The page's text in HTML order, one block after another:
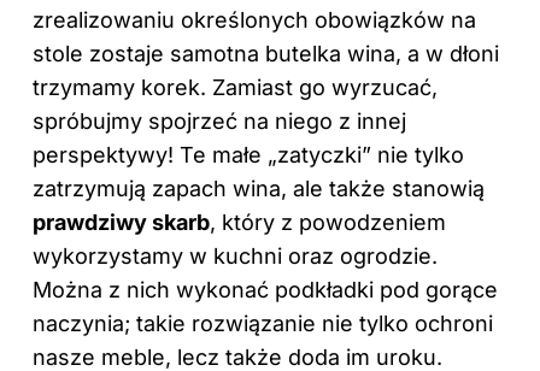
zrealizowaniu określonych obowiązków na
stole zostaje samotna butelka wina, a w dłoni
trzymamy korek. Zamiast go wyrzucać,
spróbujmy spojrzeć na niego z innej
perspektywy! Te małe „zatyczki” nie tylko
zatrzymują zapach wina, ale także stanowią
prawdziwy skarb, który z powodzeniem
wykorzystamy w kuchni oraz ogrodzie.
Można z nich wykonać podkładki pod gorące
naczynia; takie rozwiązanie nie tylko ochroni
nasze meble, lecz także doda im uroku.